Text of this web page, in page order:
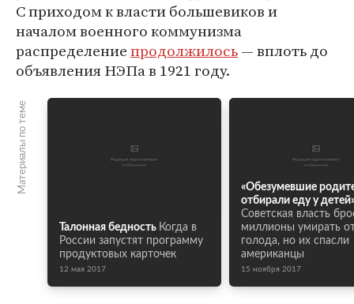
С приходом к власти большевиков и
началом военного коммунизма
распределениепродолжилось— вплоть до
объявления НЭПа в 1921 году.
Материалы по теме
Талонная бедность Когда в
России запустят программу
продуктовых карточек
12 мая 2017
«Обезумевшие
отбирали еду у
Советская власть
миллионы умирать
голода, но их спасли
американцы
15 ноября 2017